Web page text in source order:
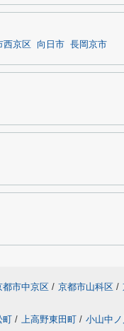
西京区 向日市 長岡京市
都市中京区 / 京都市山科区 /
町 / 上高野東田町 / 小山中